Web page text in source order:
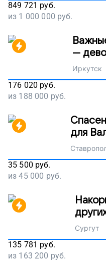
849 721 руб.
из 1 000 000 руб.
—
Иркутск
176 020 руб.
из 188 000 руб.
для
35 500 руб.
из45 000 руб.
Сургут
135 781 руб.
из 163 200 руб.